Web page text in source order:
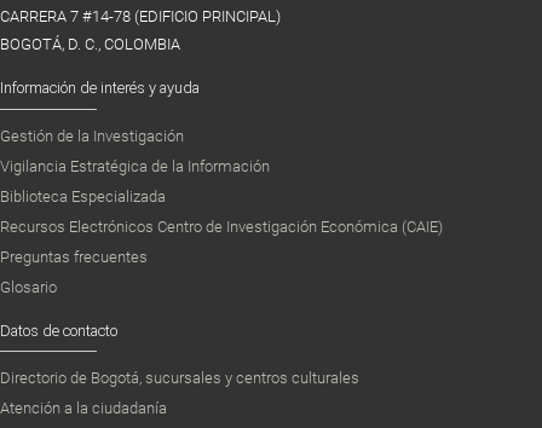
CARRERA 7 #14-78 (EDIFICIO PRINCIPAL)
BOGOTÁ, D. C., COLOMBIA
Información de interés y ayuda
Gestión de la Investigación
Vigilancia Estratégica de la Información
Biblioteca Especializada
Recursos Electrónicos Centro de Investigación Económica (CAIE)
Preguntas frecuentes
Glosario
Datos de contacto
Directorio de Bogotá, sucursales y centros culturales
Atención a la ciudadanía